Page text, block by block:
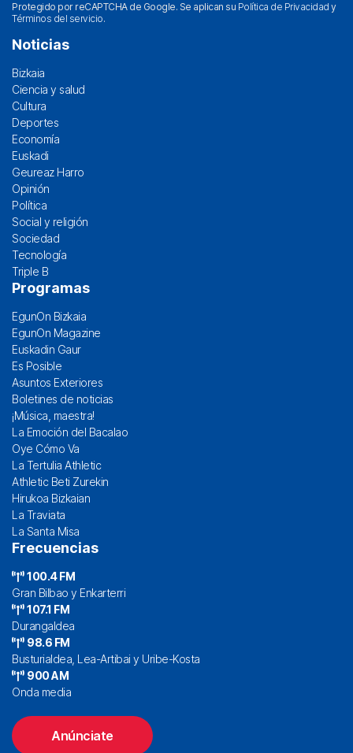
Protegido por reCAPTCHA de Google. Se aplican su Política de Privacidad y
Términos del servicio.
Noticias
Bizkaia
Ciencia y salud
Cultura
Deportes
Economía
Euskadi
Geureaz Harro
Opinión
Política
Social y religión
Sociedad
Tecnología
Triple B
Programas
EgunOn Bizkaia
EgunOn Magazine
Euskadin Gaur
Es Posible
Asuntos Exteriores
Boletines de noticias
¡Música, maestra!
La Emoción del Bacalao
Oye Cómo Va
La Tertulia Athletic
Athletic Beti Zurekin
Hirukoa Bizkaian
La Traviata
La Santa Misa
Frecuencias
100.4 FM
Gran Bilbao y Enkarterri
107.1 FM
Durangaldea
98.6 FM
Busturialdea, Lea-Artibai y Uribe-Kosta
900 AM
Onda media
Anúnciate